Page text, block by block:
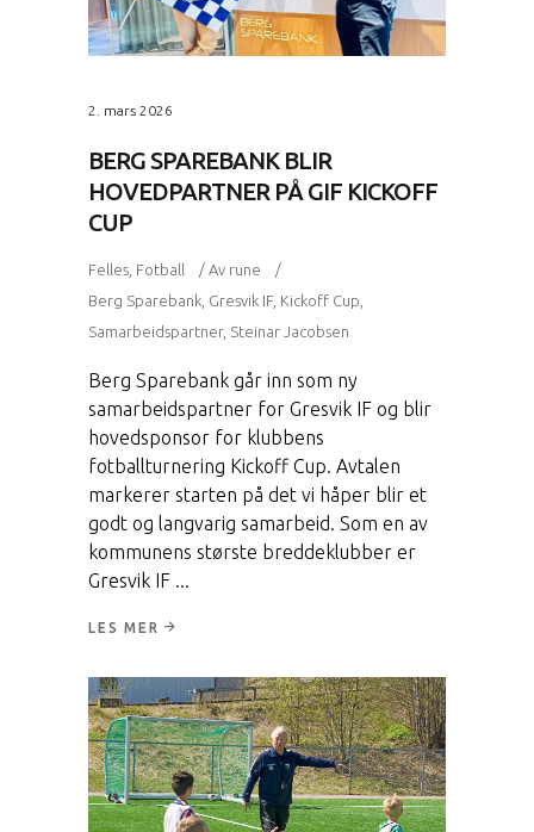
2. mars 2026
BERG SPAREBANK BLIR
HOVEDPARTNER PÅ GIF KICKOFF
CUP
Felles Fotball Av rune
Berg Sparebank Gresvik IF, Kickoff Cup
Samarbeidspartner, Steinar Jacobsen
Berg Sparebank går inn som ny
samarbeidspartner for Gresvik IF og blir
hovedsponsor for klubbens
fotballturnering Kickoff Cup. Avtalen
markerer starten på det vi håper blir et
godt og langvarig samarbeid. Som en av
kommunens største breddeklubber er
Gresvik IF
LES MER